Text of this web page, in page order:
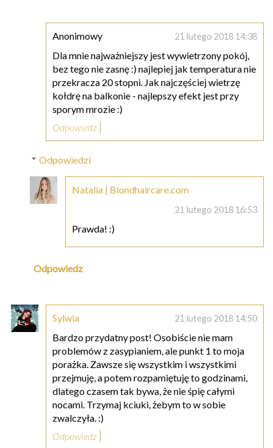
Anonimowy 21 lutego 2018 14:38
Dla mnie najważniejszy jest wywietrzony pokój,
bez tego nie zasnę :) najlepiej jak temperatura nie
przekracza 20 stopni. Jak najczęściej wietrzę
kołdrę na balkonie - najlepszy efekt jest przy
sporym mrozie :)
Odpowiedz
Odpowiedzi
Natalia | Blondhaircare.com
21 lutego 2018 16:53
Prawda! :)
Odpowiedz
Sylwia 21 lutego 2018 14:50
Bardzo przydatny post! Osobiście nie mam
problemów z zasypianiem, ale punkt 1 to moja
porażka. Zawsze się wszystkim i wszystkimi
przejmuję, a potem rozpamiętuję to godzinami,
dlatego czasem tak bywa, że nie śpię całymi
nocami. Trzymaj kciuki, żebym to w sobie
zwalczyła. :)
Odpowiedz